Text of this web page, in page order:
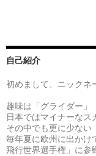
自己紹介
初めまして、ニックネ
趣味は「グライダー」
日本ではマイナーなス
その中でも更に少ない
毎年夏に欧州に出かけ
飛行世界選手権」に参